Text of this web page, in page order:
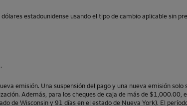
estadounidense usando el tipo de cambio aplicable sin
emisión. Una suspensión del pago y una nueva emisión
Además, para los cheques de caja de más de $1,000.00,
de Wisconsin y 91 días en el estado de Nueva York). El